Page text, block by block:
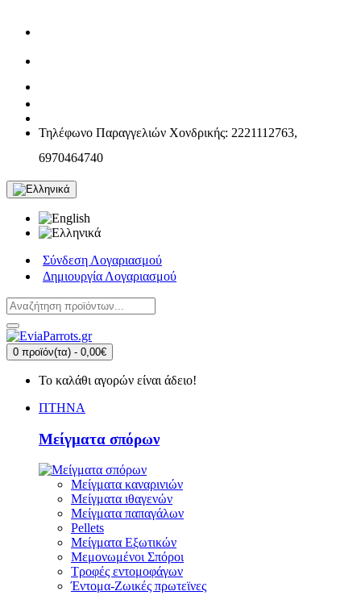
Τηλέφωνο Παραγγελιών Χονδρικής: 2221112763,
6970464740
Σύνδεση Λογαριασμού
Δημιουργία Λογαριασμού
0 προϊόν(τα) - 0,00€
Το καλάθι αγορών είναι άδειο!
ΠΤΗΝΑ
Μείγματα σπόρων
Μείγματα καναρινιών
Μείγματα ιθαγενών
Μείγματα παπαγάλων
Pellets
Μείγματα Εξωτικών
Μεμονωμένοι Σπόροι
Τροφές εντομοφάγων
Έντομα-Ζωικές πρωτεϊνες